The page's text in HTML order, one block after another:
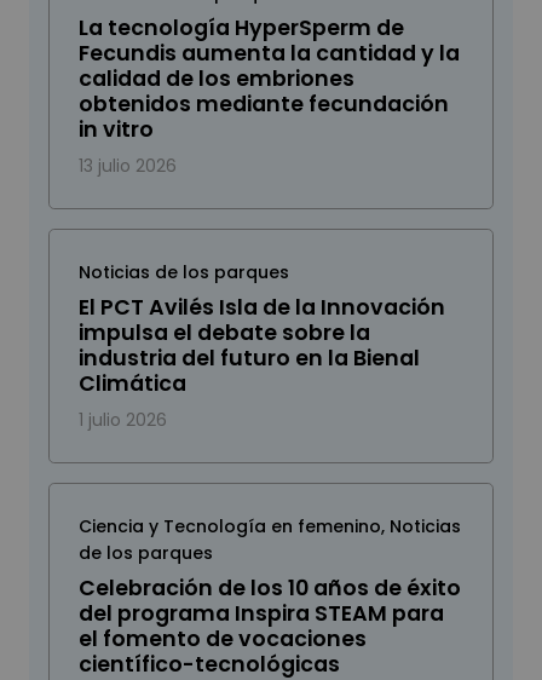
La tecnología HyperSperm de
Fecundis aumenta la cantidad y la
calidad de los embriones
obtenidos mediante fecundación
in vitro
13 julio 2026
Noticias de los parques
El PCT Avilés Isla de la Innovación
impulsa el debate sobre la
industria del futuro en la Bienal
Climática
1 julio 2026
Ciencia y Tecnología en femenino, Noticias
de los parques
Celebración de los 10 años de éxito
del programa Inspira STEAM para
el fomento de vocaciones
científico-tecnológicas